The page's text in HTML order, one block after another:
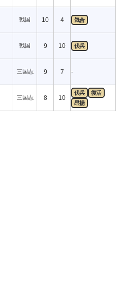
戦国 10 4 気合
戦国 9 10 伏兵
三国志 9 7 -
三国志 8 10
伏兵
復活
昂揚